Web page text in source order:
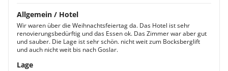
Allgemein / Hotel
Wir waren über die Weihnachtsfeiertag da. Das Hotel ist sehr
renovierungsbedürftig und das Essen ok. Das Zimmer war aber gut
und sauber. Die Lage ist sehr schön. nicht weit zum Bocksberglift
und auch nicht weit bis nach Goslar.
Lage